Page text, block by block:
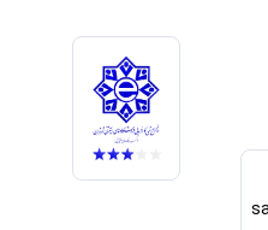
مسیر ما را روشن‌تر می‌کند. ما باور
است که صداقت و شفافیت
با تکیه بر تجربه و تخصص، با قدرت به